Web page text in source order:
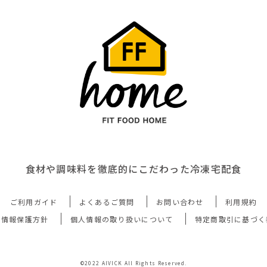
食材や調味料を徹底的にこだわった冷凍宅配食
ご利用ガイド よくあるご質問 お問い合わせ
利用規約
報保護方針
個人情報の取り扱いについて 特定商取引に基づ
©2022 AIVICK All Rights Reserved.